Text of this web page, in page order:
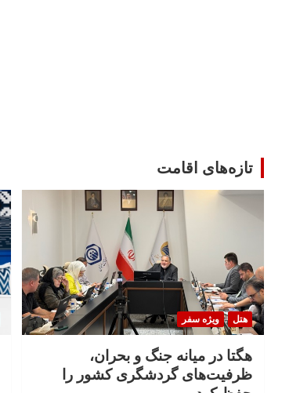
تازه‌های اقامت
هتل ویژه سفر
هگتا در میانه جنگ و بحران،
ظرفیت‌های گردشگری کشور را